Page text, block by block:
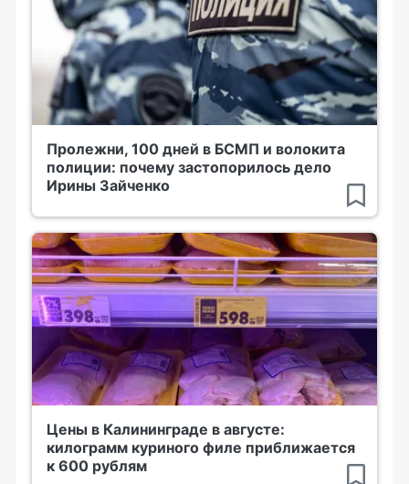
Пролежни, 100 дней в БСМП и волокита
полиции: почему застопорилось дело
Ирины Зайченко
Цены в Калининграде в августе:
килограмм куриного филе приближается
к 600 рублям